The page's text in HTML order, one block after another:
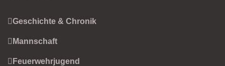
Geschichte & Chronik
Mannschaft
Feuerwehrjugend